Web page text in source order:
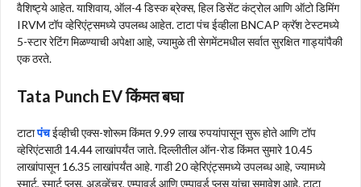
वैशिष्ट्ये आहेत. याशिवाय, ऑल-4 डिस्क ब्रेक्स, हिल डिसेंट कंट्रोल आणि ऑटो डिमिंग
IRVM टॉप व्हेरिएंट्समध्ये उपलब्ध आहेत. टाटा पंच ईव्हीला BNCAP क्रॅश टेस्टमध्ये
5-स्टार रेटिंग मिळण्याची अपेक्षा आहे, ज्यामुळे ती सेगमेंटमधील सर्वात सुरक्षित गाड्यांपैकी
एक ठरते.
Tata Punch EV किंमत बघा
टाटापंचईव्हीची एक्स-शोरूम किंमत 9.99 लाख रुपयांपासून सुरू होते आणि टॉप
व्हेरिएंटसाठी 14.44 लाखांपर्यंत जाते. दिल्लीतील ऑन-रोड किंमत सुमारे 10.45
लाखांपासून 16.35 लाखांपर्यंत आहे. गाडी 20 व्हेरिएंट्समध्ये उपलब्ध आहे, ज्यामध्ये
स्मार्ट, स्मार्ट प्लस, अडव्हेंचर, एम्पावर्ड आणि एम्पावर्ड प्लस यांचा समावेश आहे. टाटा